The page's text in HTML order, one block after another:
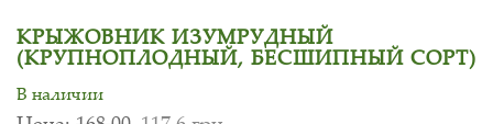
КРЫЖОВНИК ИЗУМРУДНЫЙ
(КРУПНОПЛОДНЫЙ, БЕСШИПНЫЙ СОРТ)
В наличии